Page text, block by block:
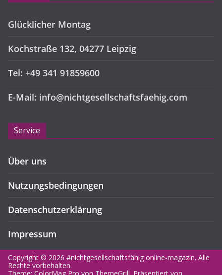
Glücklicher Montag
Kochstraße 132, 04277 Leipzig
Tel: +49 341 91859600
E-Mail: info@nichtgesellschaftsfaehig.com
Service
Über uns
Nutzungsbedingungen
Datenschutzerklärung
Impressum
Copyright © 2026 #nichtgesellschaftsfähig online-magazin. Alle
Rechte vorbehalten.